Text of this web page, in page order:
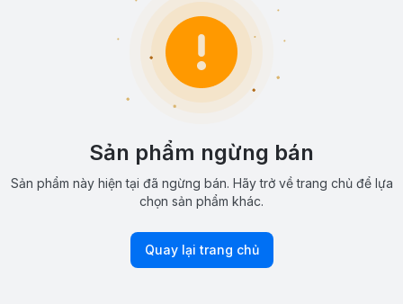
Sản phẩm ngừng bán
Sản phẩm này hiện tại đã ngừng bán. Hãy trở về trang chủ để lựa
chọn sản phẩm khác.
Quay lại trang chủ